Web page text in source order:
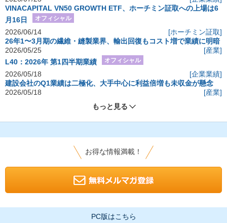
VINACAPITAL VN50 GROWTH ETF、ホーチミン証取への上場は6
月16日
オフィシャル
2026/06/14
[ホーチミン証取]
26年1〜3月期の繊維・縫製業界、輸出回復もコスト増で業績に明暗
2026/05/25
[産業]
L40：2026年 第1四半期業績
オフィシャル
2026/05/18
[企業業績]
建設会社のQ1業績は二極化、大手中心に利益倍増も未収金が懸念
2026/05/18
[産業]
もっと見る
お得な情報満載！
PC版はこちら